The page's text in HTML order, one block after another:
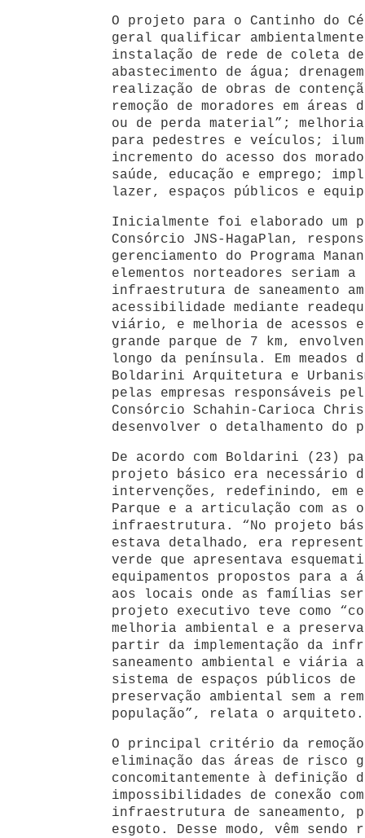
O projeto para o Cantinho do
geral qualificar
instalação de rede de coleta
abastecimento de água;
realização de obras de
remoção de moradores em
ou de perda material”;
para pedestres e veículos;
incremento do acesso dos
saúde, educação e emprego;
lazer, espaços públicos e
Inicialmente foi elaborado um
Consórcio JNS-HagaPlan,
gerenciamento do Programa
elementos norteadores seriam a
infraestrutura de saneamento
acessibilidade mediante
viário, e melhoria de acessos e
grande parque de 7 km,
longo da península. Em
Boldarini Arquitetura e
pelas empresas responsáveis
Consórcio Schahin-Carioca
desenvolver o detalhamento do
De acordo com Boldarini (23)
projeto básico era necessário
intervenções, redefinindo, em
Parque e a articulação com as
infraestrutura. “No projeto
estava detalhado, era
verde que apresentava
equipamentos propostos para a
aos locais onde as famílias
projeto executivo teve como
melhoria ambiental e a
partir da implementação da
saneamento ambiental e viária
sistema de espaços públicos
preservação ambiental sem a
população”, relata o arquiteto.
O principal critério da remoção
eliminação das áreas de risco
concomitantemente à definição
impossibilidades de conexão
infraestrutura de saneamento,
esgoto. Desse modo, vêm sendo